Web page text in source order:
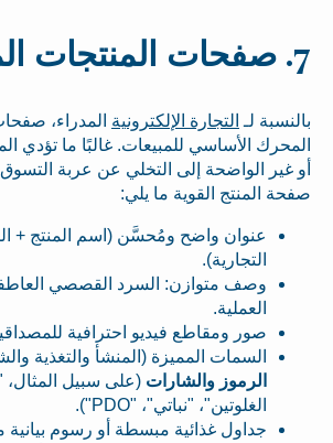
7. صفحات المنتجات المحسّنة
بالنسبة لـ التجارة الإلكترونية المدراء،
المحرك الأساسي للمبيعات. غالبًا ما تؤدي
أو غير الواضحة إلى التخلي عن عربة
صفحة المنتج القوية ما يلي:
عنوان واضح ومُحسَّن (اسم المنتج +
التجارية).
وصف متوازن: السرد القصصي
العملية.
صور ومقاطع فيديو احترافية
السمات المميزة (المنشأ والتغذية
الرموز والشارات (على سبيل
الغلوتين"، "نباتي"، "PDO").
جداول غذائية مبسطة أو رسوم